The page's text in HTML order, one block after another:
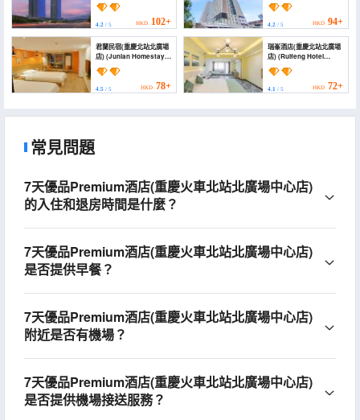
Railway Station North
4.2 / 5 HKD 102+
Railway Station North
4.2/ 5 HKD 94+
君蘭民宿(重慶北站北廣場
店) (Junlan Homestay
(Chongqing North
Railway Station North
Square))
4.5 / 5 HKD 78+
瑞峯酒店(重慶北站北廣場
店) (Ruifeng Hotel
(Chongqing North
Railway Station North
Square))
4.1/ 5 HKD 72+
常見問題
7天優品Premium酒店(重慶火車北站北廣場中心店)
的入住和退房時間是什麼？
7天優品Premium酒店(重慶火車北站北廣場中心店)
是否提供早餐？
7天優品Premium酒店(重慶火車北站北廣場中心店)
附近是否有機場？
7天優品Premium酒店(重慶火車北站北廣場中心店)
是否提供機場接送服務？